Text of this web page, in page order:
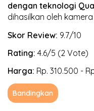
dengan teknologi
dihasilkan oleh kamera
Skor Review: 9.7/10
Rating: 4.6/5 (2 Vote)
Harga: Rp. 310.500 -
Bandingkan